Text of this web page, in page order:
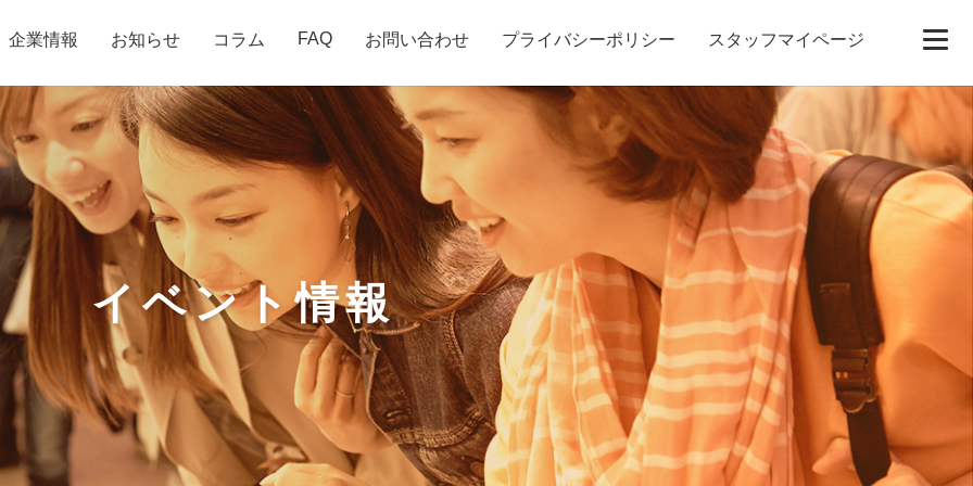
企業情報 お知らせ コラム FAQ お問い合わせ プライバシーポリシー スタッフマイページ
イベント情報